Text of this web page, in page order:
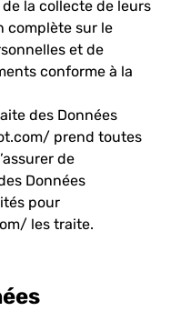
la collecte de leurs
complète sur le
et de
conforme à la
des Données
prend toutes
de
Données
pour
les traite.